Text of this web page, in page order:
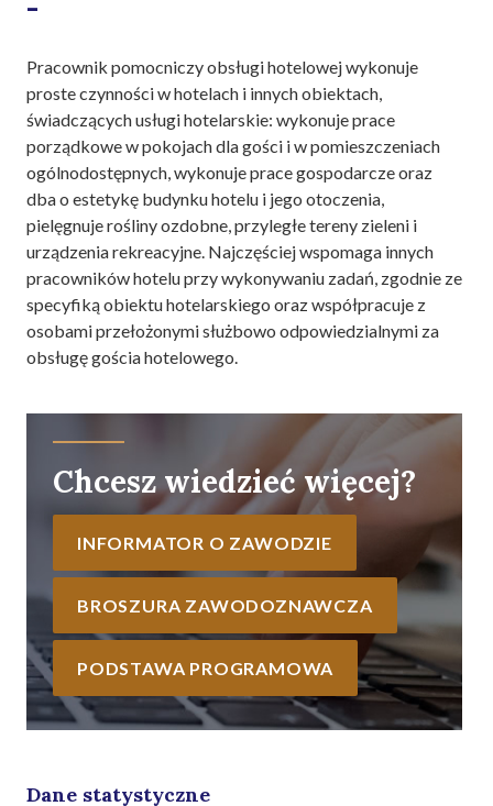
-
Pracownik pomocniczy obsługi hotelowej wykonuje
proste czynności w hotelach i innych obiektach,
świadczących usługi hotelarskie: wykonuje prace
porządkowe w pokojach dla gości i w pomieszczeniach
ogólnodostępnych, wykonuje prace gospodarcze oraz
dba o estetykę budynku hotelu i jego otoczenia,
pielęgnuje rośliny ozdobne, przyległe tereny zieleni i
urządzenia rekreacyjne. Najczęściej wspomaga innych
pracowników hotelu przy wykonywaniu zadań, zgodnie ze
specyfiką obiektu hotelarskiego oraz współpracuje z
osobami przełożonymi służbowo odpowiedzialnymi za
obsługę gościa hotelowego.
Chcesz wiedzieć więcej?
INFORMATOR O ZAWODZIE
BROSZURA ZAWODOZNAWCZA
PODSTAWA PROGRAMOWA
Dane statystyczne